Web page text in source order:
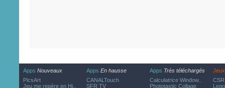
Apps Nouveaux
PicsArt
Jeu me repère en Hi..
Apps En hausse
CANALTouch
SFR TV
Apps Très téléchargés
Calculatrice Window..
Phototastic Collage
Jeux